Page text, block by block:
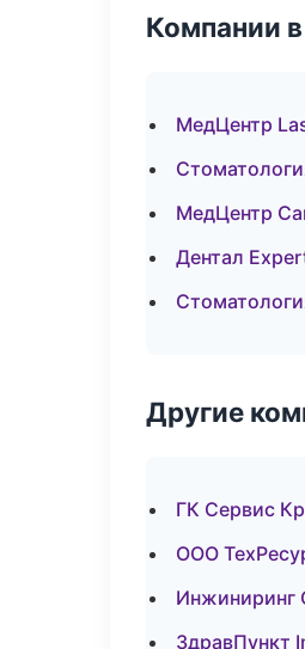
Компании
МедЦентр
МедЦентр
Дентал
Другие
ГК Сервис
ООО
Инжиниринг
ЗдравПункт